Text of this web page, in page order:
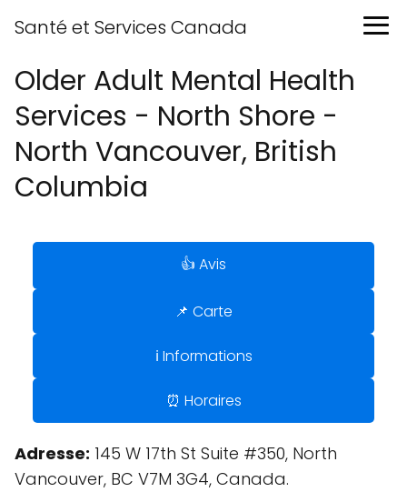
Santé et Services Canada
Older Adult Mental Health
Services - North Shore -
North Vancouver, British
Columbia
👍 Avis
📌 Carte
ℹ️ Informations
⏰ Horaires
Adresse: 145 W 17th St Suite #350, North
Vancouver, BC V7M 3G4, Canada.